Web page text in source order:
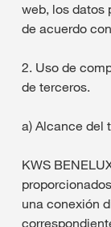
web, los datos
de acuerdo
2. Uso de
de terceros.
a) Alcance del
KWS
una conexión